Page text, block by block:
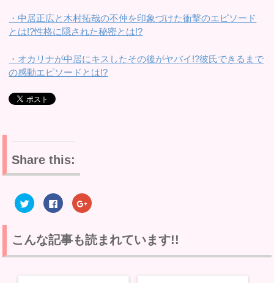
・中居正広と木村拓哉の不仲を印象づけた衝撃のエピソード
とは!?性格に隠された秘密とは!?
・オカリナが中居にキスしたその後がヤバイ!?彼氏できるまで
の感動エピソードとは!?
Share this:
ク
リ
て
T
i
F
a
o
o
で
ク
リ
て
G
o
こんな記事も読まれています!!